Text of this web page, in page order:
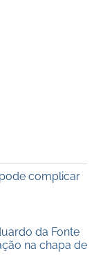
complicar
da Fonte
na chapa de